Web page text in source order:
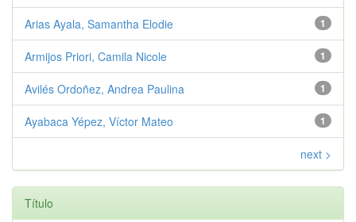
1
Arias Ayala, Samantha Elodie
1
Armijos Priori, Camila Nicole
1
Avilés Ordoñez, Andrea Paulina
1
Ayabaca Yépez, Víctor Mateo
next >
Título